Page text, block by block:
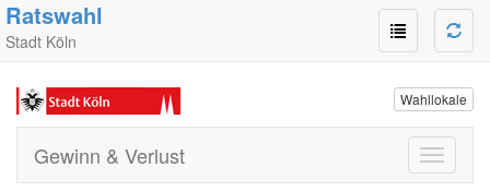
Ratswahl
Stadt Köln
Wahllokale
Toggle
Gewinn & Verlust